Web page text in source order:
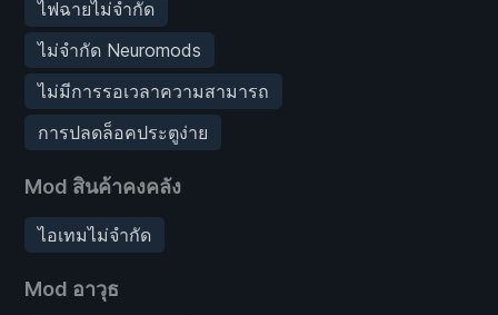
ไฟฉายไม่จำกัด
ไม่จำกัด Neuromods
ไม่มีการรอเวลาความสามารถ
การปลดล็อคประตูง่าย
Mod สินค้าคงคลัง
ไอเทมไม่จำกัด
Mod อาวุธ